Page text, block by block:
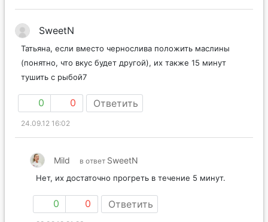
SweetN
Татьяна, если вместо чернослива положить маслины
(понятно, что вкус будет другой), их также 15 минут
тушить с рыбой7
0 0 Ответить
24.09.12 16:02
Mild в ответ SweetN
Нет, их достаточно прогреть в течение 5 минут.
0 0 Ответить